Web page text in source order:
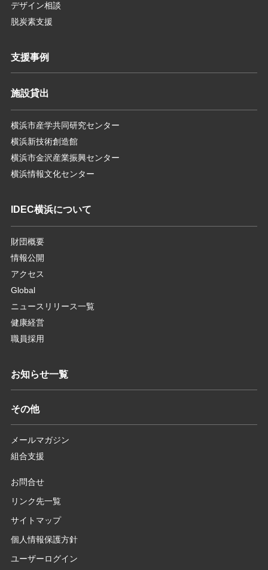
デザイン相談
脱炭素支援
支援事例
施設貸出
横浜市産学共同研究センター
横浜新技術創造館
横浜市金沢産業振興センター
横浜情報文化センター
IDEC横浜について
財団概要
情報公開
アクセス
Global
ニュースリリース一覧
健康経営
職員採用
お知らせ一覧
その他
メールマガジン
組合支援
お問合せ
リンク先一覧
サイトマップ
個人情報保護方針
ユーザーログイン